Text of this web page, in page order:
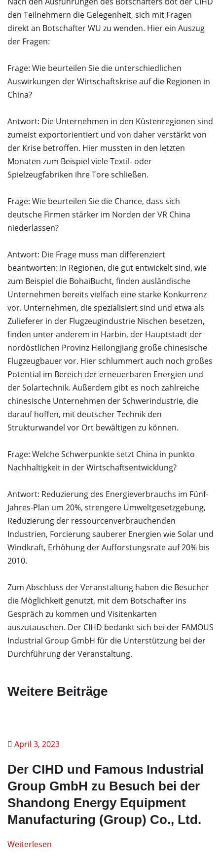
den Teilnehmern die Gelegenheit, sich mit Fragen
direkt an Botschafter WU zu wenden. Hier ein Auszug
der Fragen:
Frage: Wie beurteilen Sie die unterschiedlichen
Auswirkungen der Wirtschaftskrise auf die Regionen in
China?
Antwort: Die Unternehmen in den Küstenregionen sind
zumeist exportorientiert und von daher verstärkt von
der Krise betroffen. Hier mussten in den letzten
Monaten zum Beispiel viele Textil- oder
Spielzeugfabriken ihre Tore schließen.
Frage: Wie beurteilen Sie die Chance, dass sich
deutsche Firmen stärker im Norden der VR China
niederlassen?
Antwort: Die Frage muss man differenziert
beantworten: In Regionen, die gut entwickelt sind, wie
zum Beispiel die BohaiBucht, finden ausländische
Unternehmen bereits vielfach eine starke Konkurrenz
vor. Unternehmen, die spezialisiert sind und etwa als
Zulieferer in der Flugzeugindustrie Nischen besetzen,
finden unter anderem in Harbin, der Hauptstadt der
nordöstlichen Provinz Heilongjiang große chinesische
Flugzeugbauer vor. Hier schlummert auch noch großes
Potential im Bereich der erneuerbaren Energien und
der Solartechnik. Außerdem gibt es noch zahlreiche
chinesische Unternehmen der Schwerindustrie, die
darauf hoffen, mit deutscher Technik den
Strukturwandel vor Ort bewältigen zu können.
Frage: Welche Schwerpunkte setzt China in punkto
Nachhaltigkeit in der Wirtschaftsentwicklung?
Antwort: Reduzierung des Energieverbrauchs im Fünf-
Jahres-Plan um 20%, strengere Umweltgesetzgebung,
Reduzierung der ressourcenverbrauchenden
Industrien, Forcierung sauberer Energien wie Solar und
Windkraft, Erhöhung der Aufforstungsrate auf 20% bis
2010.
Zum Abschluss der Veranstaltung haben die Besucher
die Möglichkeit genutzt, mit dem Botschafter ins
Gespräch zu kommen und Visitenkarten
auszutauschen. Der CIHD bedankt sich bei der FAMOUS
Industrial Group GmbH für die Unterstützung bei der
Durchführung der Veranstaltung.
Weitere Beiträge
April 3, 2023
Der CIHD und Famous Industrial
Group GmbH zu Besuch bei der
Shandong Energy Equipment
Manufacturing (Group) Co., Ltd.
Weiterlesen